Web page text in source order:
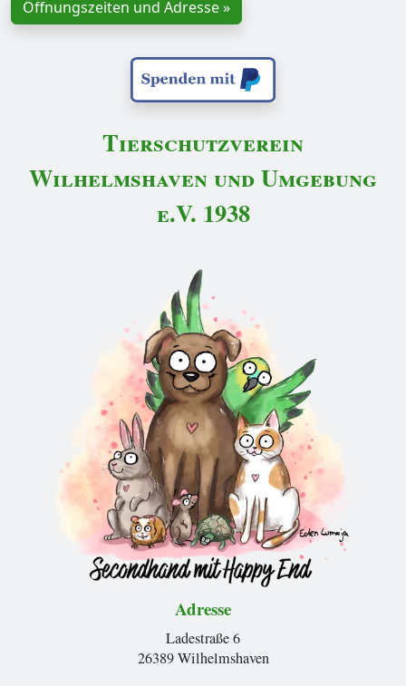
Öffnungszeiten und Adresse »
Tierschutzverein
Wilhelmshaven und Umgebung
e.V. 1938
Adresse
Ladestraße 6
26389 Wilhelmshaven